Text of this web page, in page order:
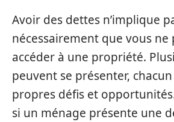
Avoir des dettes n’implique
nécessairement que vous ne
accéder à une propriété.
peuvent se présenter, chacun
propres défis et
si un ménage présente une